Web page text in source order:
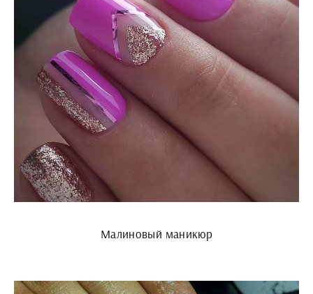
Малиновый маникюр